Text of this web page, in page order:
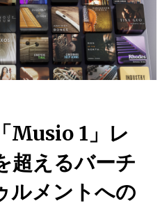
Musio 1」レ
超えるバーチ
ルメントへの